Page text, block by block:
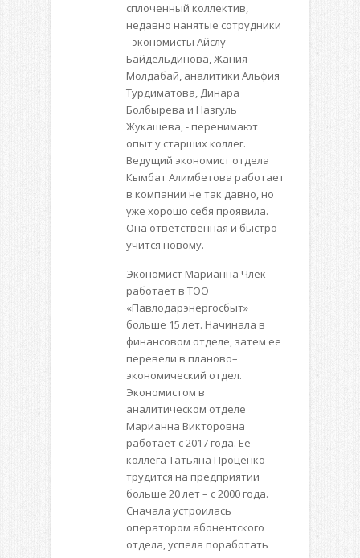
сплоченный коллектив,
недавно нанятые сотрудники
- экономисты Айслу
Байдельдинова, Жания
Молдабай, аналитики Альфия
Турдиматова, Динара
Болбырева и Назгуль
Жукашева, - перенимают
опыт у старших коллег.
Ведущий экономист отдела
Кымбат Алимбетова работает
в компании не так давно, но
уже хорошо себя проявила.
Она ответственная и быстро
учится новому.
Экономист Марианна Члек
работает в ТОО
«Павлодарэнергосбыт»
больше 15 лет. Начинала в
финансовом отделе, затем ее
перевели в планово–
экономический отдел.
Экономистом в
аналитическом отделе
Марианна Викторовна
работает с 2017 года. Ее
коллега Татьяна Проценко
трудится на предприятии
больше 20 лет – с 2000 года.
Сначала устроилась
оператором абонентского
отдела, успела поработать